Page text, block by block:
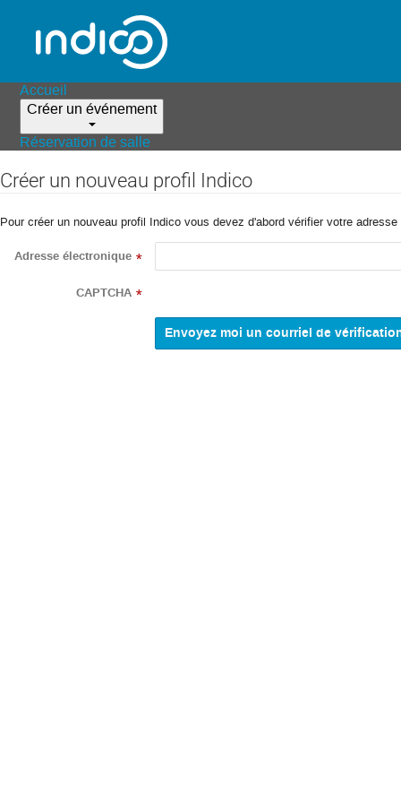
Accueil
Créer un événement
Réservation de salle
Créer un nouveau profil Indico
Pour créer un nouveau profil Indico vous devez d'abord vérifier votre
Adresse électronique *
CAPTCHA *